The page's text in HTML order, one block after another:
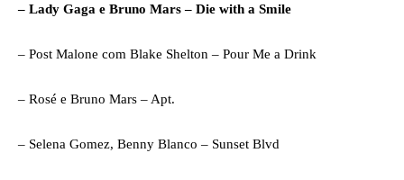
– Lady Gaga e Bruno Mars – Die with a Smile
– Post Malone com Blake Shelton – Pour Me a Drink
– Rosé e Bruno Mars – Apt.
– Selena Gomez, Benny Blanco – Sunset Blvd